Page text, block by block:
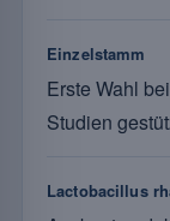
Einzelstamm
Erste Wahl
Studien
Lactobacillus